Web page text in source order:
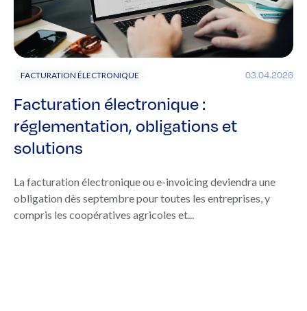
FACTURATION ÉLECTRONIQUE 03.04.2026
Facturation électronique :
réglementation, obligations et
solutions
La facturation électronique ou e-invoicing deviendra une
obligation dès septembre pour toutes les entreprises, y
compris les coopératives agricoles et...